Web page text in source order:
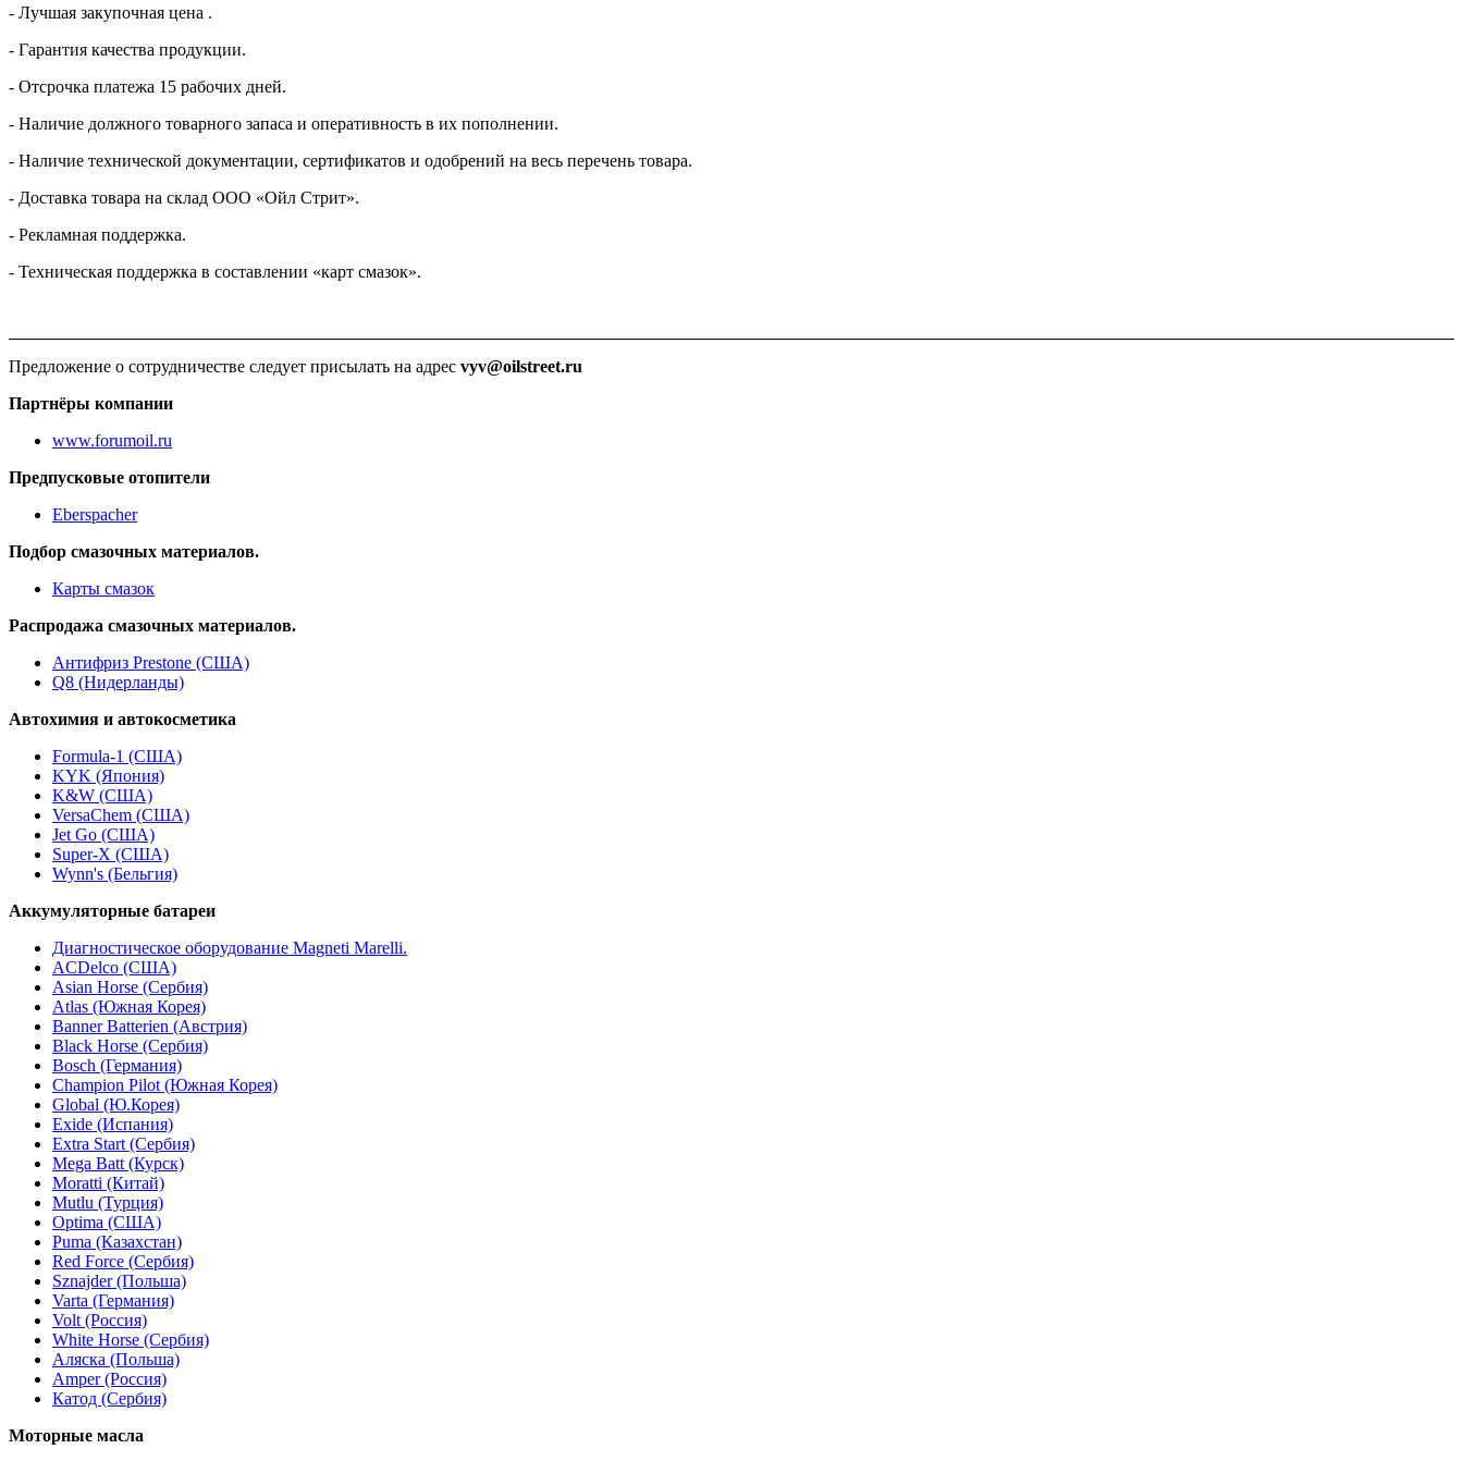
- Лучшая закупочная цена .
- Гарантия качества продукции.
- Отсрочка платежа 15 рабочих дней.
- Наличие должного товарного запаса и оперативность в их пополнении.
- Наличие технической документации, сертификатов и одобрений на весь перечень товара.
- Доставка товара на склад ООО «Ойл Стрит».
- Рекламная поддержка.
- Техническая поддержка в составлении «карт смазок».
Предложение о сотрудничестве следует присылать на адрес vyv@oilstreet.ru
Партнёры компании
www.forumoil.ru
Предпусковые отопители
Eberspacher
Подбор смазочных материалов.
Карты смазок
Распродажа смазочных материалов.
Антифриз Prestone (США)
Q8 (Нидерланды)
Автохимия и автокосметика
Formula-1 (США)
KYK (Япония)
K&W (США)
VersaChem (США)
Jet Go (США)
Super-Х (США)
Wynn's (Бельгия)
Аккумуляторные батареи
Диагностическое оборудование Magneti Marelli.
ACDelco (США)
Asian Horse (Сербия)
Atlas (Южная Корея)
Banner Batterien (Австрия)
Black Horse (Сербия)
Bosch (Германия)
Champion Pilot (Южная Корея)
Global (Ю.Корея)
Exide (Испания)
Extra Start (Сербия)
Mega Batt (Курск)
Moratti (Китай)
Mutlu (Турция)
Optima (США)
Puma (Казахстан)
Red Force (Сербия)
Sznajder (Польша)
Varta (Германия)
Volt (Россия)
White Horse (Сербия)
Аляска (Польша)
Amper (Россия)
Катод (Сербия)
Моторные масла